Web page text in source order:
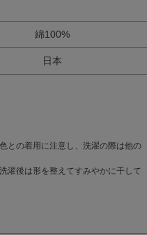
綿100%
日本
との着用に注意し、洗濯の際は他の
濯後は形を整えてすみやかに干して